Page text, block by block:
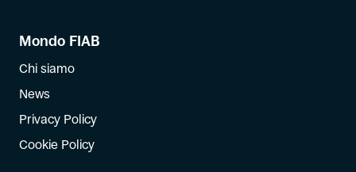
Mondo FIAB
Chi siamo
News
Privacy Policy
Cookie Policy